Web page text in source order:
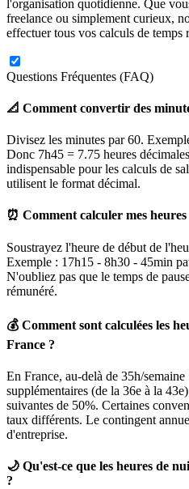
l'organisation quotidienne. Que
freelance ou simplement curieux,
effectuer tous vos calculs de temps
Questions Fréquentes (FAQ)
📐 Comment convertir des
Divisez les minutes par 60.
Donc 7h45 = 7.75 heures
indispensable pour les calculs de
utilisent le format décimal.
⏰ Comment calculer mes
Soustrayez l'heure de début de
Exemple : 17h15 - 8h30 - 45min
N'oubliez pas que le temps de
rémunéré.
💰 Comment sont calculées les
France ?
En France, au-delà de 35h/
supplémentaires (de la 36e à la
suivantes de 50%. Certaines
taux différents. Le contingent
d'entreprise.
🌙 Qu'est-ce que les heures de
?